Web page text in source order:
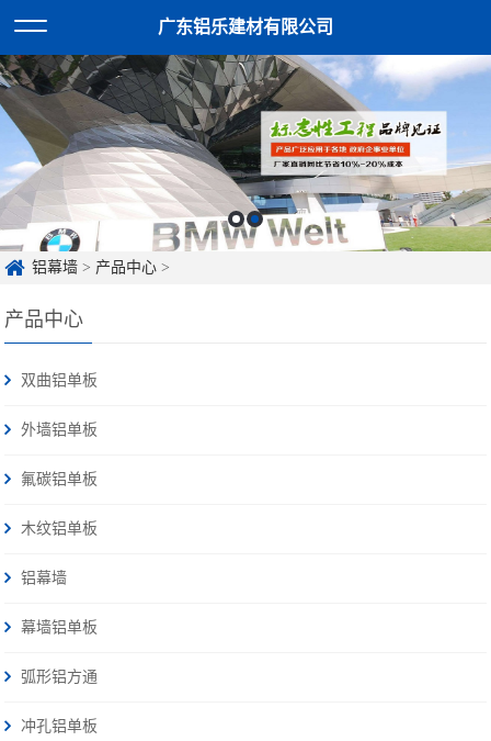
广东铝乐建材有限公司
铝幕墙 > 产品中心 >
产品中心
双曲铝单板
外墙铝单板
氟碳铝单板
木纹铝单板
铝幕墙
幕墙铝单板
弧形铝方通
冲孔铝单板